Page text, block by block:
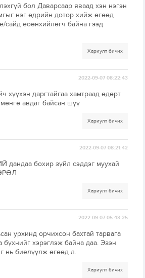
бол Даварсаар яваад хэн нэгэн
нэг өдрийн дотор хийж өгөөд
сайд еоөнхийлөгч байна гээд
Хариулт бичих
2022-09-07 08:22:43
хүүхэн даргтайгаа хамтраад өдөрт
авдаг байсан шүү
Хариулт бичих
2022-09-07 08:21:42
бохир зүйл сэддэг муухай
Хариулт бичих
2022-09-07 05:43:25
урхинд орчихсон бахтай тарвага
бүхнийг хэрэглэж байна даа. Эзэн
нь биелүүлж өгөөд л.
Хариулт бичих